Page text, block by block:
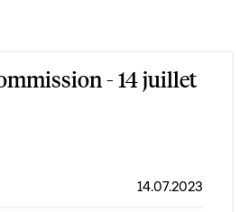
- 14 juillet
14.07.2023